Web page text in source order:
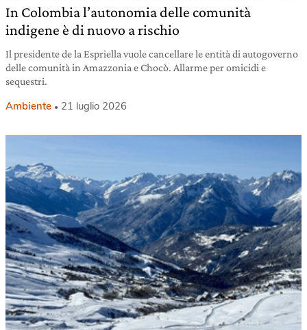
In Colombia l’autonomia delle comunità
indigene è di nuovo a rischio
Il presidente de la Espriella vuole cancellare le entità di autogoverno
delle comunità in Amazzonia e Chocò. Allarme per omicidi e
sequestri.
Ambiente 21 luglio 2026